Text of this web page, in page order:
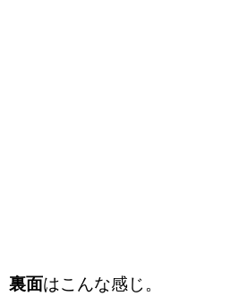
裏面はこんな感じ。